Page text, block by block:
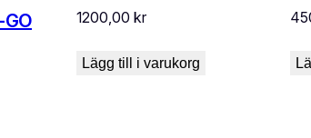
GO
1200,00 kr
Lägg till i varukorg